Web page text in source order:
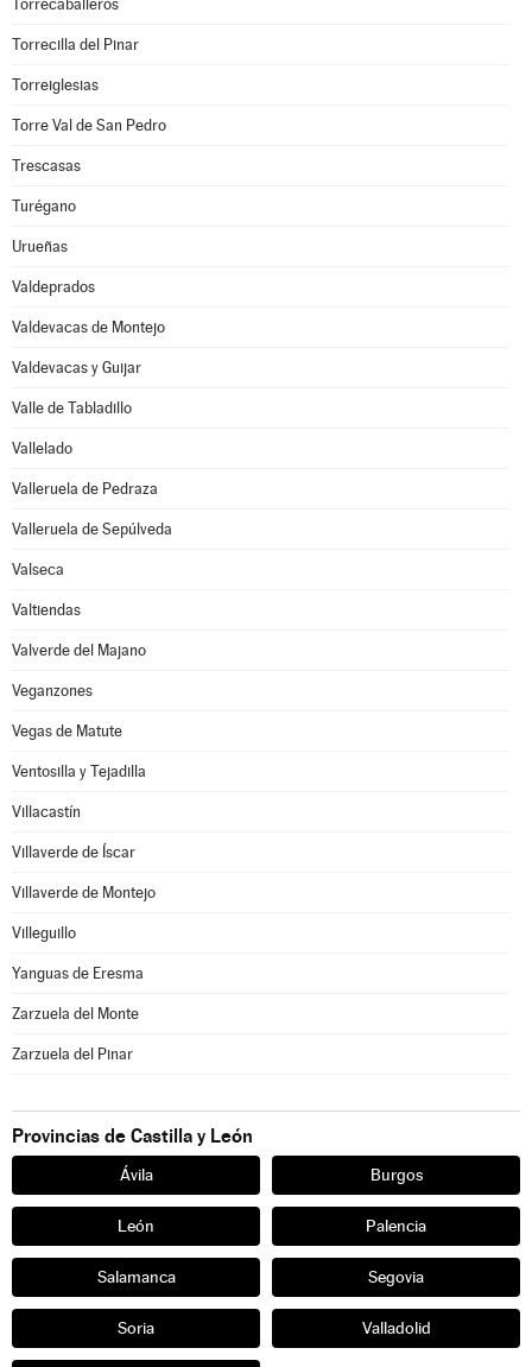
Torrecaballeros
Torrecilla del Pinar
Torreiglesias
Torre Val de San Pedro
Trescasas
Turégano
Urueñas
Valdeprados
Valdevacas de Montejo
Valdevacas y Guijar
Valle de Tabladillo
Vallelado
Valleruela de Pedraza
Valleruela de Sepúlveda
Valseca
Valtiendas
Valverde del Majano
Veganzones
Vegas de Matute
Ventosilla y Tejadilla
Villacastín
Villaverde de Íscar
Villaverde de Montejo
Villeguillo
Yanguas de Eresma
Zarzuela del Monte
Zarzuela del Pinar
Provincias de Castilla y León
Ávila Burgos
León Palencia
Salamanca Segovia
Soria Valladolid